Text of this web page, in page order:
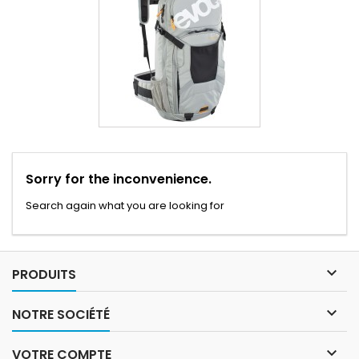
Sorry for the inconvenience.
Search again what you are looking for
PRODUITS 
NOTRE SOCIÉTÉ 
VOTRE COMPTE 